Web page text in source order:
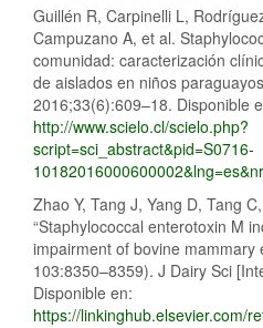
Guillén R, Carpinelli L,
Campuzano A, et al.
comunidad: caracterización
de aislados en niños
2016;33(6):609–18. Disponible
http://www.scielo.cl/scielo.php?
script=sci_abstract&pid=S0716-
Zhao Y, Tang J, Yang D, Tang
“Staphylococcal enterotoxin M
impairment of bovine mammary
103:8350–8359). J Dairy Sci
Disponible en:
https://linkinghub.elsevier.com/